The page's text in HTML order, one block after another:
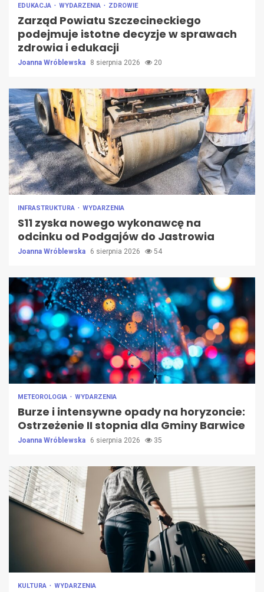
EDUKACJA WYDARZENIA ZDROWIE
Zarząd Powiatu Szczecineckiego
podejmuje istotne decyzje w sprawach
zdrowia i edukacji
Joanna Wróblewska 8 sierpnia 2026 20
INFRASTRUKTURA WYDARZENIA
S11 zyska nowego wykonawcę na
odcinku od Podgajów do Jastrowia
Joanna Wróblewska 6 sierpnia 2026 54
METEOROLOGIA WYDARZENIA
Burze i intensywne opady na horyzoncie:
Ostrzeżenie II stopnia dla Gminy Barwice
Joanna Wróblewska 6 sierpnia 2026 35
KULTURA WYDARZENIA